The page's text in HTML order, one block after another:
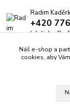
Radim
+420
Infolinka: Po-
info@pricniky.cz
Náš e-shop a
cookies, aby